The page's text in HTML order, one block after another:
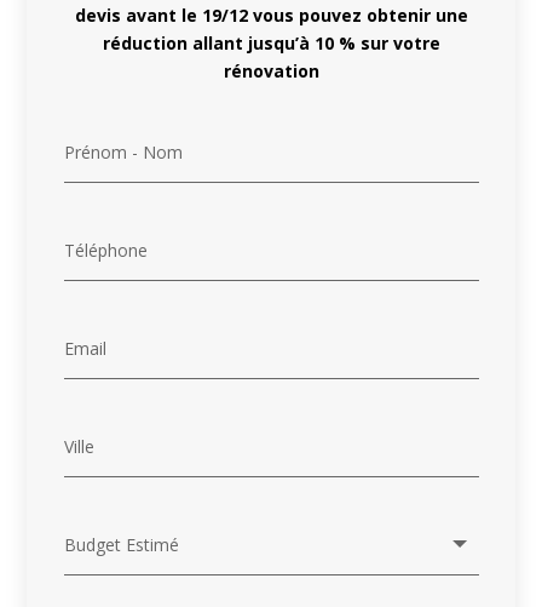
devis avant le 19/12 vous pouvez obtenir une
réduction allant jusqu’à 10 % sur votre
rénovation